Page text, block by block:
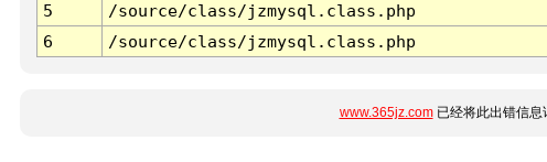
5
/source/class/jzmysql.class.php
6
/source/class/jzmysql.class.php
www.365jz.com已经将此出错信息